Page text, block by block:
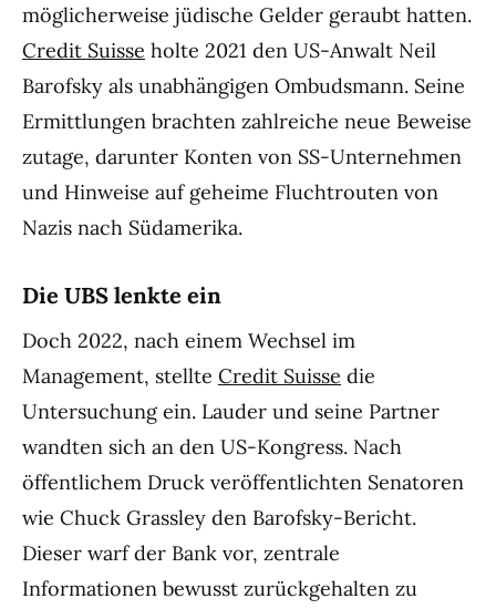
möglicherweise jüdische Gelder geraubt hatten.
Credit Suisse holte 2021 den US-Anwalt Neil
Barofsky als unabhängigen Ombudsmann. Seine
Ermittlungen brachten zahlreiche neue Beweise
zutage, darunter Konten von SS-Unternehmen
und Hinweise auf geheime Fluchtrouten von
Nazis nach Südamerika.
Die UBS lenkte ein
Doch 2022, nach einem Wechsel im
Management, stellte Credit Suisse die
Untersuchung ein. Lauder und seine Partner
wandten sich an den US-Kongress. Nach
öffentlichem Druck veröffentlichten Senatoren
wie Chuck Grassley den Barofsky-Bericht.
Dieser warf der Bank vor, zentrale
Informationen bewusst zurückgehalten zu